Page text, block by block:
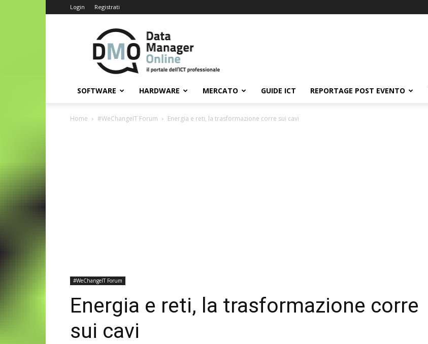
Login Registrati
Data
Manager
Online
SOFTWARE HARDWARE MERCATO GUIDE ICT REPORTAGE POST EVENTO
Home #WeChangeIT Forum Energia e reti, la trasformazione corre sui cavi
#WeChangeIT Forum
Energia e reti, la trasformazione corre
sui cavi